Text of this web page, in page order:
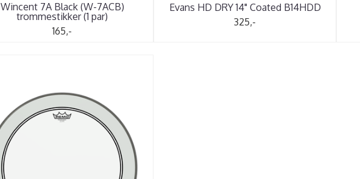
Wincent 7A Black (W-7ACB)
trommestikker (1 par)
165,-
Evans HD DRY 14" Coated B14HDD
325,-